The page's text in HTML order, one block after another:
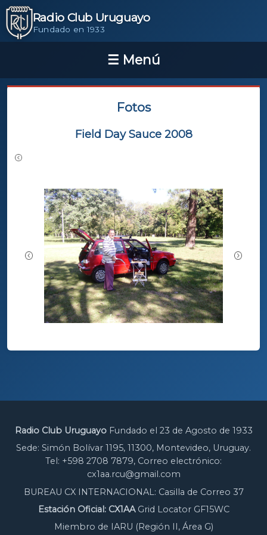
Radio Club Uruguayo
Fundado en 1933
Fotos
Field Day Sauce 2008
Radio Club UruguayoFundado el 23 de Agosto de 1933
Sede: Simón Bolívar 1195, 11300, Montevideo, Uruguay.
Tel: +598 2708 7879, Correo electrónico:
cx1aa.rcu@gmail.com
BUREAU CX INTERNACIONAL: Casilla de Correo 37
Estación Oficial: CX1AAGrid Locator GF15WC
Miembro de IARU (Región II, Área G)